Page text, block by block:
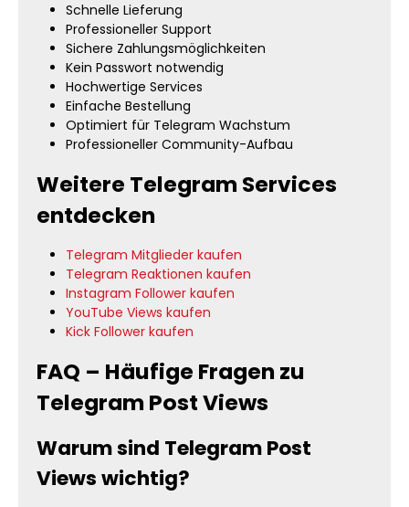
Schnelle Lieferung
Professioneller Support
Sichere Zahlungsmöglichkeiten
Kein Passwort notwendig
Hochwertige Services
Einfache Bestellung
Optimiert für Telegram Wachstum
Professioneller Community-Aufbau
Weitere Telegram Services
entdecken
Telegram Mitglieder kaufen
Telegram Reaktionen kaufen
Instagram Follower kaufen
YouTube Views kaufen
Kick Follower kaufen
FAQ – Häufige Fragen zu
Telegram Post Views
Warum sind Telegram Post
Views wichtig?